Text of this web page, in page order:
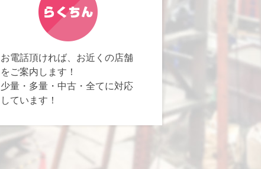
お電話頂ければ、お近くの店舗
をご案内します！
少量・多量・中古・全てに対応
しています！